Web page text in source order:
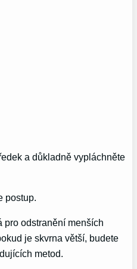
a důkladně vypláchněte
postup.
pro odstranění menších
je skvrna větší, budete
metod.